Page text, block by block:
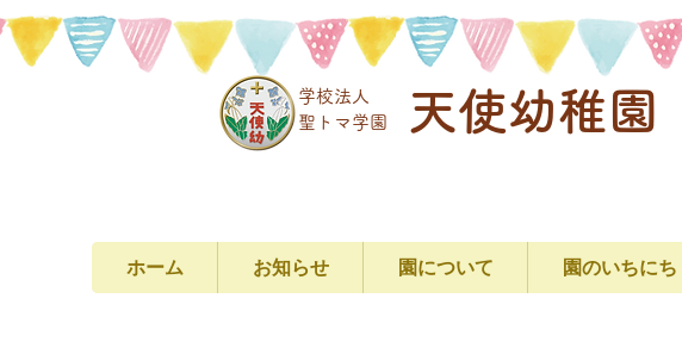
学校法人
​聖トマ学園
天使幼稚園
ホーム お知らせ 園について 園のいちにち